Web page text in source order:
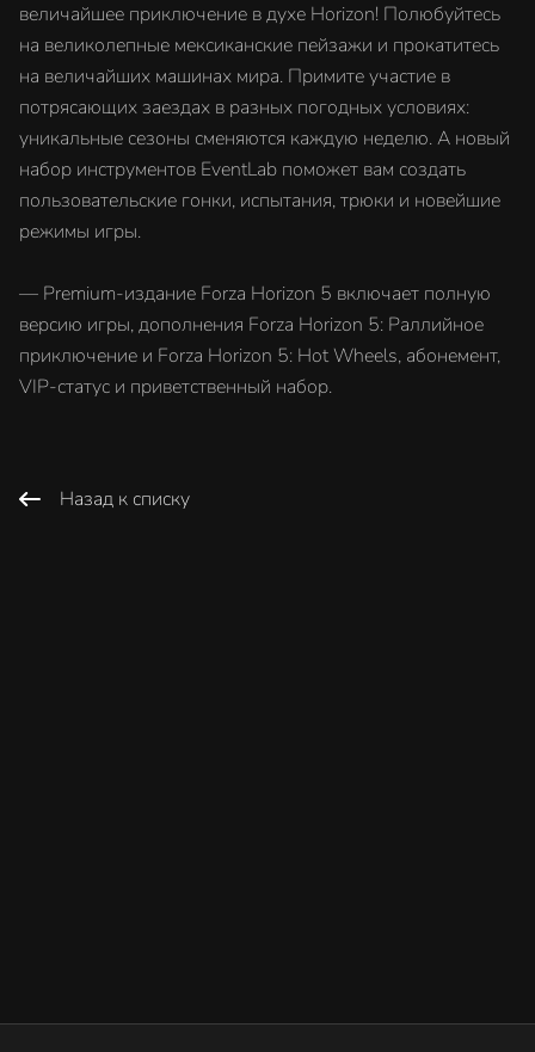
величайшее приключение в духе Horizon! Полюбуйтесь
на великолепные мексиканские пейзажи и прокатитесь
на величайших машинах мира. Примите участие в
потрясающих заездах в разных погодных условиях:
уникальные сезоны сменяются каждую неделю. А новый
набор инструментов EventLab поможет вам создать
пользовательские гонки, испытания, трюки и новейшие
режимы игры.
— Premium-издание Forza Horizon 5 включает полную
версию игры, дополнения Forza Horizon 5: Раллийное
приключение и Forza Horizon 5: Hot Wheels, абонемент,
VIP-статус и приветственный набор.
Назад к списку